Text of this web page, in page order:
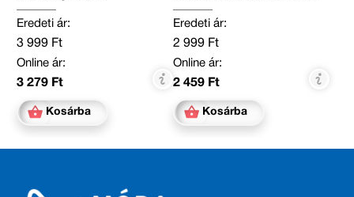
Eredeti ár:
3 999 Ft
Online ár:
3 279 Ft
Kosárba
Eredeti ár:
2 999 Ft
Online ár:
2 459 Ft
Kosárba